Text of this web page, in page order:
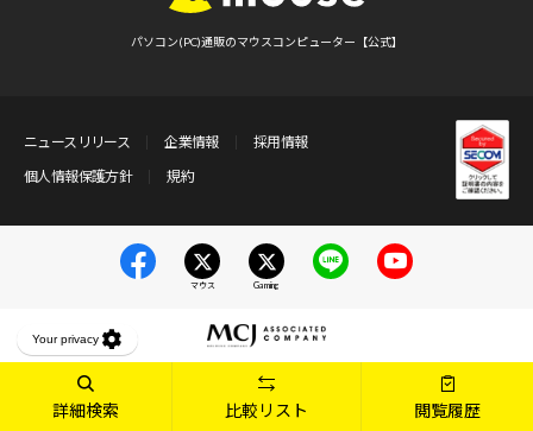
詳細検索 比較リスト 閲覧履歴
パソコン(PC)通販のマウスコンピューター【公式】
ニュースリリース 企業情報
採用情報
個人情報保護方針
規約
マウス Gaming